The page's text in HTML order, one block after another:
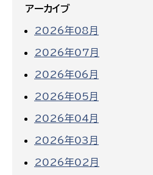
アーカイブ
2026年08月
2026年07月
2026年06月
2026年05月
2026年04月
2026年03月
2026年02月